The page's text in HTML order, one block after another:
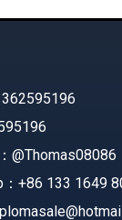
@Thomas08086
：+86 133 1649